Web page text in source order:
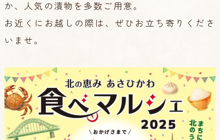
か、人気の漬物を多数ご用意。
お近くにお越しの際は、ぜひお立ち寄りくださ
いませ。